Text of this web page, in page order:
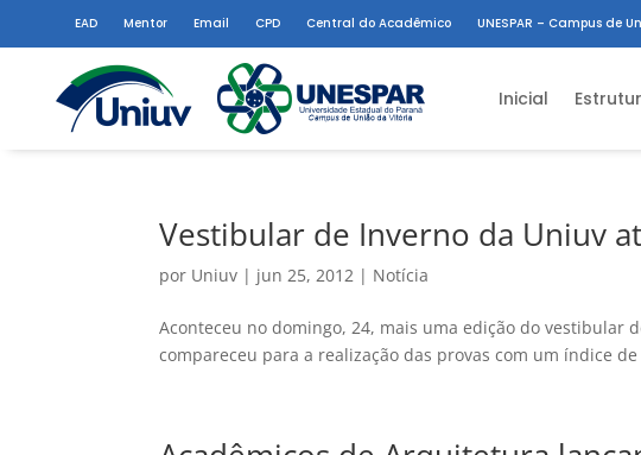
EAD Mentor Email CPD Central do Acadêmico UNESPAR – Campus de
Inicial
Vestibular de Inverno da Uniuv
por Uniuv | jun 25, 2012 | Notícia
Aconteceu no domingo, 24, mais uma edição do vestibular
compareceu para a realização das provas com um índice